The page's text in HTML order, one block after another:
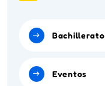
Bachillerato
Eventos